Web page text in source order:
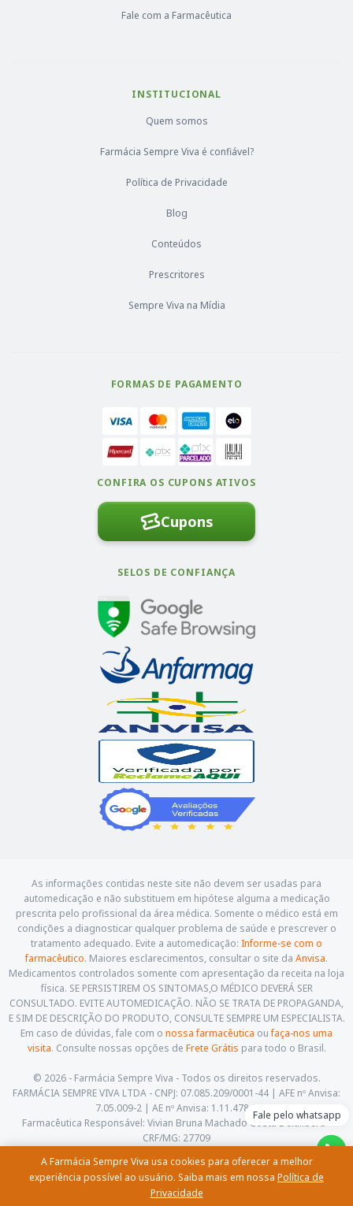
Fale pelo whatsapp
As informações contidas neste site não devem ser usadas para
automedicação e não substituem em hipótese alguma a medicação
prescrita pelo profissional da área médica. Somente o médico está em
condições a diagnosticar qualquer problema de saúde e prescrever o
tratamento adequado. Evite a automedicação: Informe-se com o
farmacêutico. Maiores esclarecimentos, consultar o site da Anvisa.
Medicamentos controlados somente com apresentação da receita na loja
física. SE PERSISTIREM OS SINTOMAS,O MÉDICO DEVERÁ SER
CONSULTADO. EVITE AUTOMEDICAÇÃO. NÃO SE TRATA DE PROPAGANDA,
E SIM DE DESCRIÇÃO DO PRODUTO, CONSULTE SEMPRE UM ESPECIALISTA.
Em caso de dúvidas, fale com o nossa farmacêutica oufaça-nos uma
visita. Consulte nossas opções de Frete Grátis para todo o Brasil.
© 2026 - Farmácia Sempre Viva - Todos os direitos reservados.
FARMÁCIA SEMPRE VIVA LTDA - CNPJ: 07.085.209/0001-44 | AFE nº Anvisa:
7.05.009-2 | AE nº Anvisa: 1.11.478-5
Farmacêutica Responsável: Vivian Bruna Machado Costa Delalibera -
CRF/MG: 27709
(35) 3622-5658 | contato@farmaciasempreviva.com.br
Fale com a Farmacêutica
INSTITUCIONAL
Quem somos
Farmácia Sempre Viva é confiável?
Política de Privacidade
Blog
Conteúdos
Prescritores
Sempre Viva na Mídia
FORMAS DE PAGAMENTO
CONFIRA OS CUPONS ATIVOS
Cupons
SELOS DE CONFIANÇA
A Farmácia Sempre Viva usa cookies para oferecer a melhor
experiência possível ao usuário. Saiba mais em nossa Política de
Privacidade